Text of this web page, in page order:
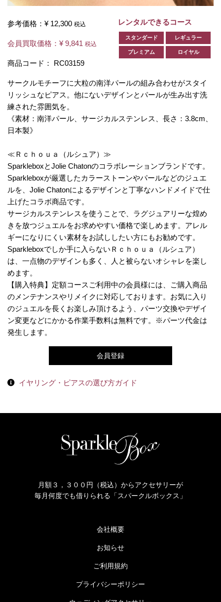
参考価格： ¥ 12,300 税込
会員買取価格： ¥ 9,841 税込
商品コード： RC03159
レンタルできるコース
スタンダード レギュラー
プレミアム ロイヤル
サークルモチーフに大粒の南洋パールの組み合わせがスタイ
リッシュなピアス。他にないデザインとパールが生み出す洗
練された雰囲気を。
《素材：南洋パール、サージカルステンレス、長さ：3.8cm、
日本製》
≪Ｒｃｈｏｕａ（ルシュア）≫
SparkleboxとJolie Chatonのコラボレーションブランドです。
Sparkleboxが厳選したカラーストーンやパールなどのジュエ
ルを、Jolie Chatonによるデザインと丁寧なハンドメイドで仕
上げたコラボ商品です。
サージカルステンレスを使うことで、ラグジュアリーな煌め
きを放つジュエルをお求めやすい価格で楽しめます。アレル
ギーになりにくい素材をお試ししたい方にもお勧めです。
Sparkleboxでしか手に入らないＲｃｈｏｕａ（ルシュア）
は、一点物のデザインも多く、人と被らないオシャレを楽し
めます。
【購入特典】定額コースご利用中の会員様には、ご購入商品
のメンテナンスやリメイクに対応しております。お気に入り
のジュエルを長くお楽しみ頂けるよう、パーツ交換やデザイ
ン変更などにかかる作業手数料は無料です。※パーツ代金は
発生します。
会員登録
イヤリング・ピアスの選び方ガイド
月額３，３００円（税込）からアクセサリーが
毎月何度でも借りられる「スパークルボックス」
会社概要
お知らせ
ご利用規約
プライバシーポリシー